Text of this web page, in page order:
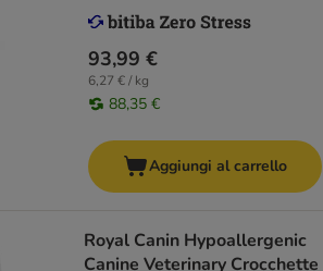
93,99 €
6,27 € / kg
88,35 €
Aggiungi al carrello
Royal Canin Hypoallergenic
Canine Veterinary Crocchette